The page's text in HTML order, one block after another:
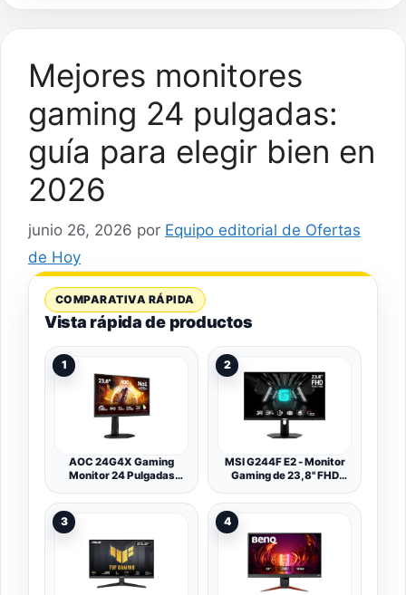
Mejores monitores
gaming 24 pulgadas:
guía para elegir bien en
2026
junio 26, 2026 por Equipo editorial de Ofertas
de Hoy
COMPARATIVA RÁPIDA
Vista rápida de productos
1
AOC 24G4X Gaming
Monitor 24 Pulgadas
1ms GtG, HDR10, G-Sync
Compatible, Altavoces,
(1920x1080 HDMI 2X
2.0) Negro
2
MSI G244F E2 - Monitor
Gaming de 23,8" FHD
1ms, 180 Hz / 1ms, 16:9,
Rapid IPS, FreeSync
Premium, Display Port
1.2a, HDMI 2.0b - Negro
3 4